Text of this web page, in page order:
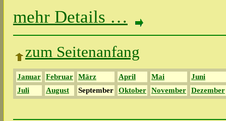
mehr Details …
zum Seitenanfang
Januar Februar März April Mai
Juni
Juli
August September Oktober November Dezember